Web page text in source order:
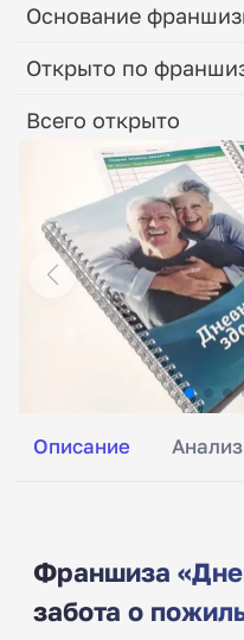
Описание
Франшиза
забота о
Основание
Открыто по
Всего открыто